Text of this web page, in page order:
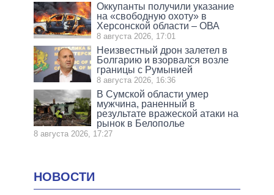
Оккупанты получили указание
на «свободную охоту» в
Херсонской области – ОВА
8 августа 2026, 17:01
Неизвестный дрон залетел в
Болгарию и взорвался возле
границы с Румынией
8 августа 2026, 16:36
В Сумской области умер
мужчина, раненный в
результате вражеской атаки на
рынок в Белополье
8 августа 2026, 17:27
НОВОСТИ